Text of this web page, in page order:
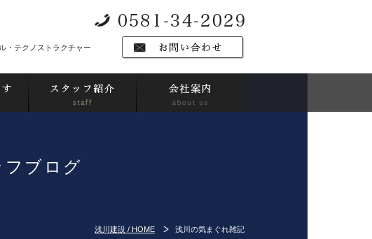
・テクノストラクチャー
ブログ
浅川建設 / HOME 浅川の気まぐれ雑記